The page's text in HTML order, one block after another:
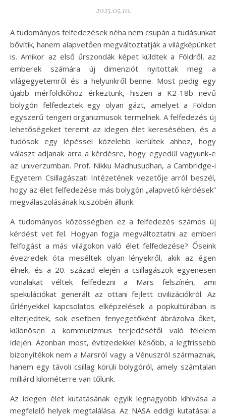
2025.05.10.
A tudományos felfedezések néha nem csupán a tudásunkat
bővítik, hanem alapvetően megváltoztatják a világképünket
is. Amikor az első űrszondák képet küldtek a Földről, az
emberek számára új dimenziót nyitottak meg a
világegyetemről és a helyünkről benne. Most pedig egy
újabb mérföldkőhöz érkeztünk, hiszen a K2-18b nevű
bolygón felfedeztek egy olyan gázt, amelyet a Földön
egyszerű tengeri organizmusok termelnek. A felfedezés új
lehetőségeket teremt az idegen élet keresésében, és a
tudósok egy lépéssel közelebb kerültek ahhoz, hogy
választ adjanak arra a kérdésre, hogy egyedül vagyunk-e
az univerzumban. Prof. Nikku Madhusudhan, a Cambridge-i
Egyetem Csillagászati Intézetének vezetője arról beszél,
hogy az élet felfedezése más bolygón „alapvető kérdések”
megválaszolásának küszöbén állunk.
A tudományos közösségben ez a felfedezés számos új
kérdést vet fel. Hogyan fogja megváltoztatni az emberi
felfogást a más világokon való élet felfedezése? Őseink
évezredek óta meséltek olyan lényekről, akik az égen
élnek, és a 20. század elején a csillagászok egyenesen
vonalakat véltek felfedezni a Mars felszínén, ami
spekulációkat generált az ottani fejlett civilizációkról. Az
űrlényekkel kapcsolatos elképzelések a popkultúrában is
elterjedtek, sok esetben fenyegetőként ábrázolva őket,
különösen a kommunizmus terjedésétől való félelem
idején. Azonban most, évtizedekkel később, a legfrissebb
bizonyítékok nem a Marsról vagy a Vénuszról származnak,
hanem egy távoli csillag körüli bolygóról, amely számtalan
milliárd kilométerre van tőlünk.
Az idegen élet kutatásának egyik legnagyobb kihívása a
megfelelő helyek megtalálása. Az NASA eddigi kutatásai a